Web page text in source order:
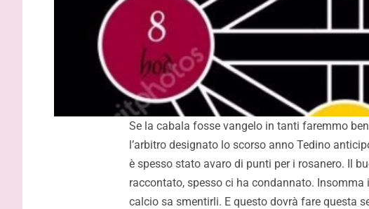
Se la cabala fosse vangelo in tanti faremmo
l’arbitro designato lo scorso anno Tedino
è spesso stato avaro di punti per i rosanero. Il
raccontato, spesso ci ha condannato.
calcio sa smentirli. E questo dovrà fare questa
Gardini: “Pronti per essere
protagonisti. Con i tifosi nulla è
impossibile”
Inzaghi: “Contenti
adesso ci sarà da